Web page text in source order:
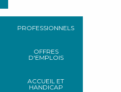
PROFESSIONNELS
OFFRES
D'EMPLOIS
ACCUEIL ET
HANDICAP